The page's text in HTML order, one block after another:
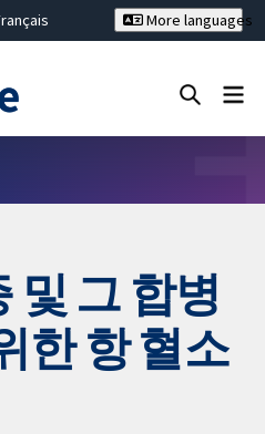
文
More languages
및 그 합병
한 항 혈소